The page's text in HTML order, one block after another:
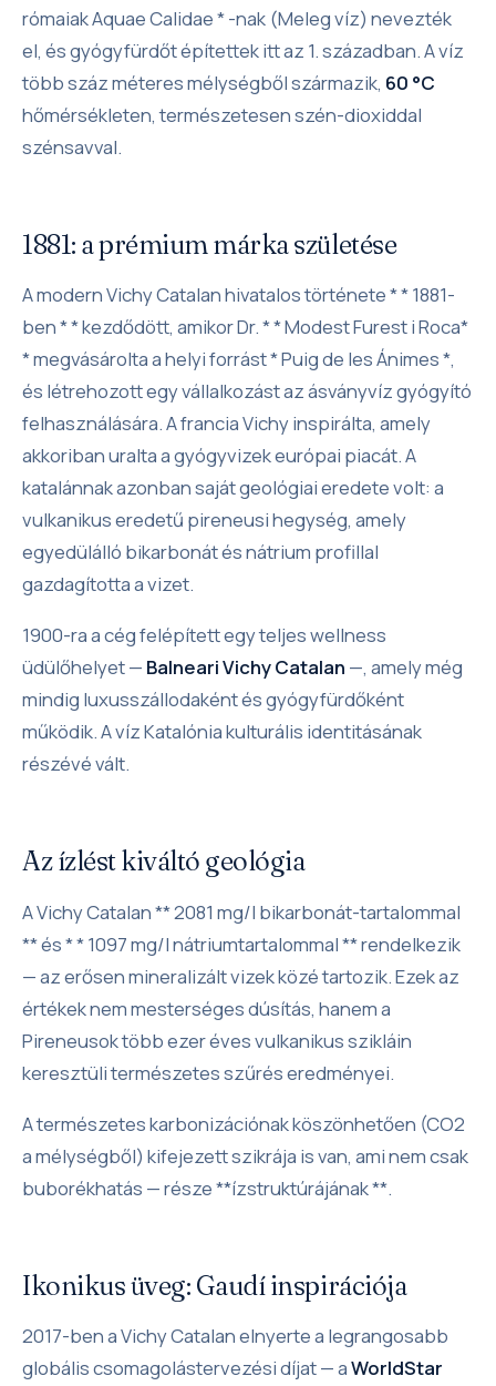
rómaiak Aquae Calidae * -nak (Meleg víz) nevezték
el, és gyógyfürdőt építettek itt az 1. században. A víz
több száz méteres mélységből származik, 60 °C
hőmérsékleten, természetesen szén-dioxiddal
szénsavval.
1881: a prémium márka születése
A modern Vichy Catalan hivatalos története * * 1881-
ben * * kezdődött, amikor Dr. * * Modest Furest i Roca*
* megvásárolta a helyi forrást * Puig de les Ánimes *,
és létrehozott egy vállalkozást az ásványvíz gyógyító
felhasználására. A francia Vichy inspirálta, amely
akkoriban uralta a gyógyvizek európai piacát. A
katalánnak azonban saját geológiai eredete volt: a
vulkanikus eredetű pireneusi hegység, amely
egyedülálló bikarbonát és nátrium profillal
gazdagította a vizet.
1900-ra a cég felépített egy teljes wellness
üdülőhelyet — Balneari Vichy Catalan —, amely még
mindig luxusszállodaként és gyógyfürdőként
működik. A víz Katalónia kulturális identitásának
részévé vált.
Az ízlést kiváltó geológia
A Vichy Catalan ** 2081 mg/l bikarbonát-tartalommal
** és * * 1097 mg/l nátriumtartalommal ** rendelkezik
— az erősen mineralizált vizek közé tartozik. Ezek az
értékek nem mesterséges dúsítás, hanem a
Pireneusok több ezer éves vulkanikus szikláin
keresztüli természetes szűrés eredményei.
A természetes karbonizációnak köszönhetően (CO2
a mélységből) kifejezett szikrája is van, ami nem csak
buborékhatás — része **ízstruktúrájának **.
Ikonikus üveg: Gaudí inspirációja
2017-ben a Vichy Catalan elnyerte a legrangosabb
globális csomagolástervezési díjat — aWorldStar